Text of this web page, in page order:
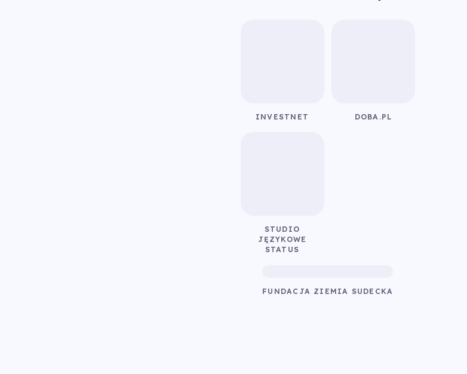
INVESTNET DOBA.PL
STUDIO
JĘZYKOWE
STATUS
FUNDACJA ZIEMIA SUDECKA